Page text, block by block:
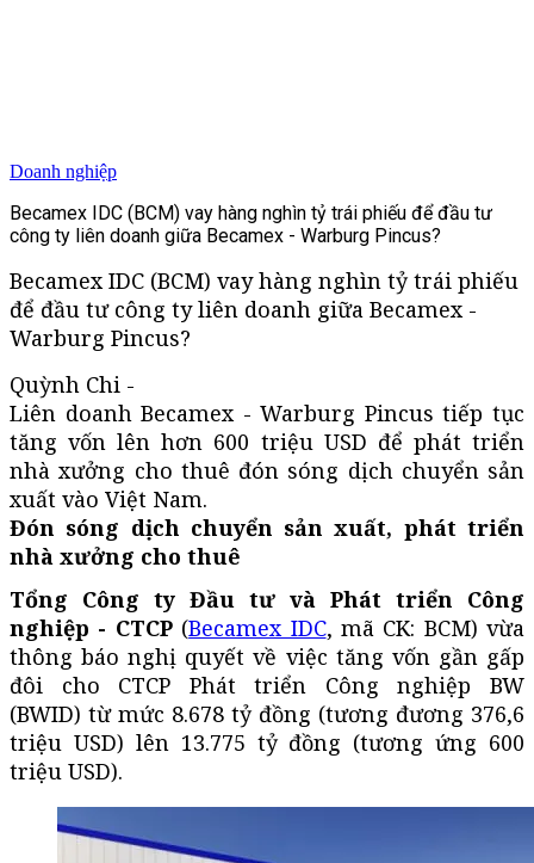
Doanh nghiệp
Becamex IDC (BCM) vay hàng nghìn tỷ trái phiếu để đầu tư
công ty liên doanh giữa Becamex - Warburg Pincus?
Becamex IDC (BCM) vay hàng nghìn tỷ trái phiếu
để đầu tư công ty liên doanh giữa Becamex -
Warburg Pincus?
Quỳnh Chi -
Liên doanh Becamex - Warburg Pincus tiếp tục
tăng vốn lên hơn 600 triệu USD để phát triển
nhà xưởng cho thuê đón sóng dịch chuyển sản
xuất vào Việt Nam.
Đón sóng dịch chuyển sản xuất, phát triển
nhà xưởng cho thuê
Tổng Công ty Đầu tư và Phát triển Công
nghiệp - CTCP(Becamex IDC, mã CK: BCM) vừa
thông báo nghị quyết về việc tăng vốn gần gấp
đôi cho CTCP Phát triển Công nghiệp BW
(BWID) từ mức 8.678 tỷ đồng (tương đương 376,6
triệu USD) lên 13.775 tỷ đồng (tương ứng 600
triệu USD).